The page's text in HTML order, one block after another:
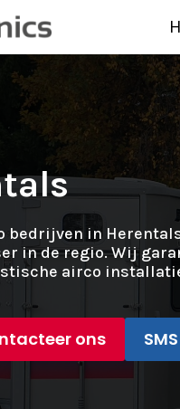
bedrijven in
in de regio. Wij
airco
ons